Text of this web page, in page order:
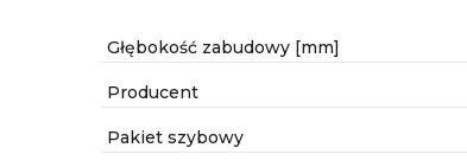
Głębokość zabudowy [mm]
Producent
Pakiet szybowy